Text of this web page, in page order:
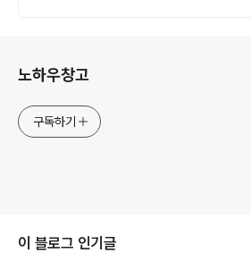
노하우창고
구독하기
이 블로그 인기글